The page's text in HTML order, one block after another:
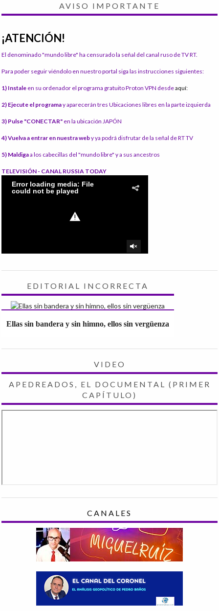
AVISO IMPORTANTE
¡ATENCIÓN!
El denominado "mundo libre" ha censurado la señal del canal ruso de TV RT.
Para poder seguir viéndolo en nuestro portal siga las instrucciones siguientes:
1) Instale en su ordenador el programa gratuito Proton VPN desdeaquí:
2) Ejecute el programay aparecerán tres Ubicaciones libres en la parte izquierda
3) Pulse "CONECTAR" en la ubicación JAPÓN
4) Vuelva a entrar en nuestra weby ya podrá disfrutar de la señal de RT TV
5) Maldigaa los cabecillas del "mundo libre" y a sus ancestros
TELEVISIÓN - CANAL RUSSIA TODAY
EDITORIAL INCORRECTA
Ellas sin bandera y sin himno, ellos sin vergüenza
VIDEO
APEDREADOS, EL DOCUMENTAL (PRIMER
CAPÍTULO)
CANALES